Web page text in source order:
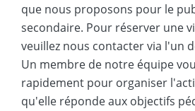
que nous proposons pour le
secondaire. Pour réserver une
veuillez nous contacter via l'un
Un membre de notre équipe
rapidement pour organiser
qu'elle réponde aux objectifs